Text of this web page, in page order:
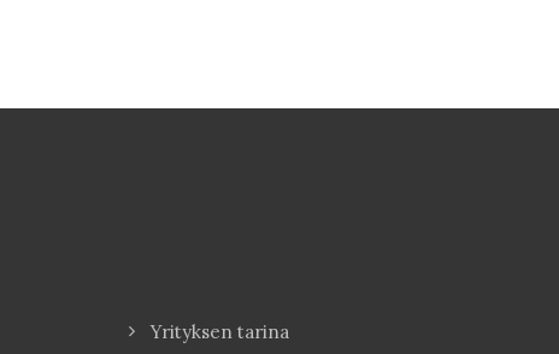
Yrityksen tarina